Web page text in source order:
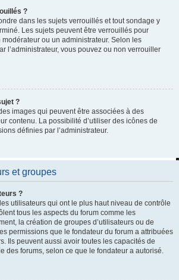
?
dans les sujets verrouillés et tout sondage y
Les sujets peuvent être verrouillés pour
ou un administrateur. Selon les
l’administrateur, vous pouvez ou non verrouiller
?
images qui peuvent être associées à des
contenu. La possibilité d’utiliser des icônes de
définies par l’administrateur.
et groupes
?
utilisateurs qui ont le plus haut niveau de contrôle
tous les aspects du forum comme les
la création de groupes d’utilisateurs ou de
permissions que le fondateur du forum a attribuées
Ils peuvent aussi avoir toutes les capacités de
des forums, selon ce que le fondateur a autorisé.